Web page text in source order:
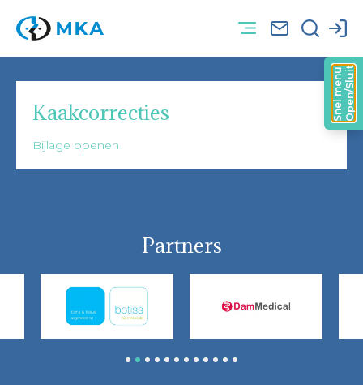
Kaakcorrecties
Bijlage openen
Partners
5 6 7 8 9 1011 12
Open/Sluit
Snel menu